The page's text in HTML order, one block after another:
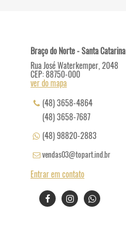
Braço do Norte - Santa Catarina
Rua José Waterkemper, 2048
CEP: 88750-000
ver do mapa
(48) 3658-4864
(48) 3658-7687
(48) 98820-2883
vendas03@topart.ind.br
Entrar em contato